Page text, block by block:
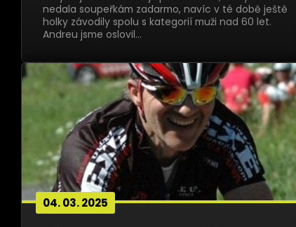
nedala soupeřkám zadarmo, navíc v té době ještě
holky závodily spolu s kategorií muži nad 60 let.
Andreu jsme oslovil…
04. 03. 2025